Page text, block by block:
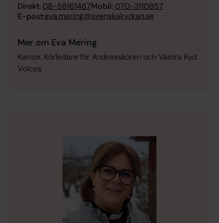
Direkt: 08-58161467Mobil: 070-3110857
E-post:eva.mering@svenskakyrkan.se
Mer om Eva Mering
Kantor. Körledare för Andreaskören och Västra Ryd
Voices